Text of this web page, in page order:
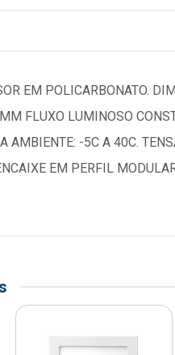
EM POLICARBONATO.
FLUXO LUMINOSO
AMBIENTE: -5C A 40C.
EM PERFIL